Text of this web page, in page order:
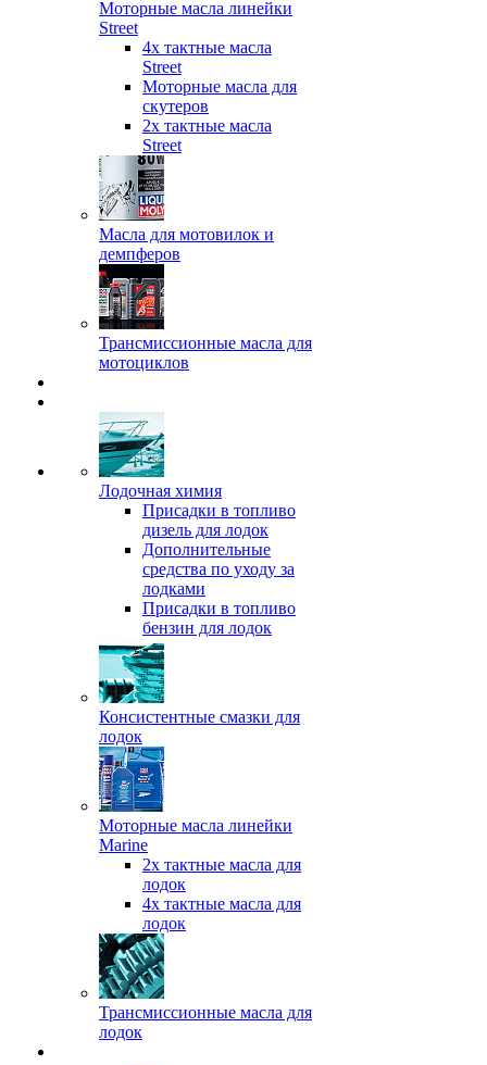
Моторные масла линейки
Street
4х тактные масла
Street
Моторные масла для
скутеров
2х тактные масла
Street
Масла для мотовилок и
демпферов
Трансмиссионные масла для
мотоциклов
Лодочная химия
Присадки в топливо
дизель для лодок
Дополнительные
средства по уходу за
лодками
Присадки в топливо
бензин для лодок
Консистентные смазки для
лодок
Моторные масла линейки
Marine
2х тактные масла для
лодок
4х тактные масла для
лодок
Трансмиссионные масла для
лодок